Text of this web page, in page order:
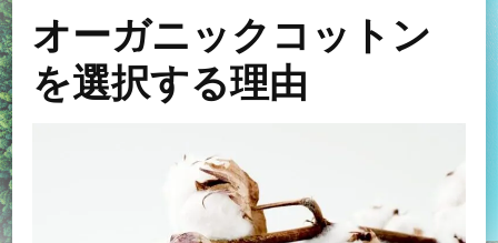
オーガニックコットン
を選択する理由